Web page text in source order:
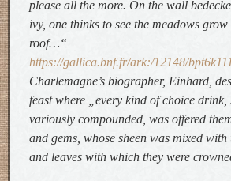
please all the more. On the wall
ivy, one thinks to see the meadows
roof…“
https://gallica.bnf.fr/ark:/12148/
Charlemagne’s biographer, Einhard,
feast where „every kind of choice drink,
variously compounded, was offered
and gems, whose sheen was mixed
and leaves with which they were